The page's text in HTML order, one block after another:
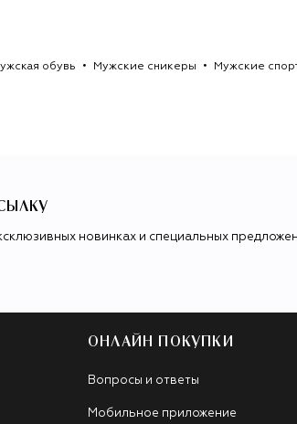
обувь Мужские сникеры Мужские
новинках и специальных
ОНЛАЙН ПОКУПКИ
Вопросы и ответы
Мобильное приложение